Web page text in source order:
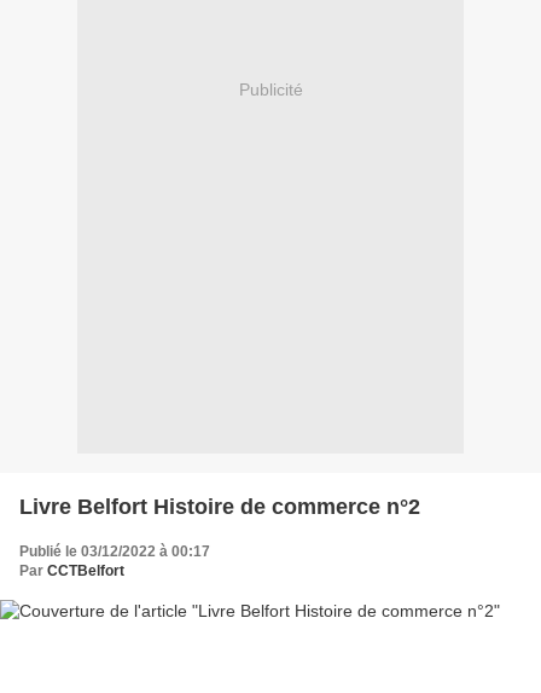
Publicité
Livre Belfort Histoire de commerce n°2
Publié le 03/12/2022 à 00:17
Par CCTBelfort